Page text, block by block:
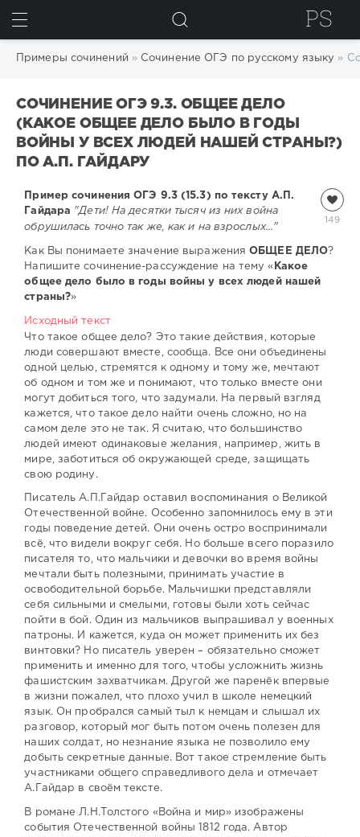
ИСКАТЬ
Примеры сочинений » Сочинение ОГЭ по русскому языку »
СОЧИНЕНИЕ ОГЭ 9.3. ОБЩЕЕ ДЕЛО
(КАКОЕ ОБЩЕЕ ДЕЛО БЫЛО В ГОДЫ
ВОЙНЫ У ВСЕХ ЛЮДЕЙ НАШЕЙ СТРАНЫ?)
ПО А.П. ГАЙДАРУ
149
Пример сочинения ОГЭ 9.3 (15.3) по тексту А.П.
Гайдара "Дети! На десятки тысяч из них война
обрушилась точно так же, как и на взрослых..."
Как Вы понимаете значение выраженияОБЩЕЕ ДЕЛО?
Напишите сочинение-рассуждение на тему « Какое
общее дело было в годы войны у всех людей нашей
страны?»
Исходный текст
Что такое общее дело? Это такие действия, которые
люди совершают вместе, сообща. Все они объединены
одной целью, стремятся к одному и тому же, мечтают
об одном и том же и понимают, что только вместе они
могут добиться того, что задумали. На первый взгляд
кажется, что такое дело найти очень сложно, но на
самом деле это не так. Я считаю, что большинство
людей имеют одинаковые желания, например, жить в
мире, заботиться об окружающей среде, защищать
свою родину.
Писатель А.П.Гайдар оставил воспоминания о Великой
Отечественной войне. Особенно запомнилось ему в эти
годы поведение детей. Они очень остро воспринимали
всё, что видели вокруг себя. Но больше всего поразило
писателя то, что мальчики и девочки во время войны
мечтали быть полезными, принимать участие в
освободительной борьбе. Мальчишки представляли
себя сильными и смелыми, готовы были хоть сейчас
пойти в бой. Один из мальчиков выпрашивал у военных
патроны. И кажется, куда он может применить их без
винтовки? Но писатель уверен – обязательно сможет
применить и именно для того, чтобы усложнить жизнь
фашистским захватчикам. Другой же паренёк впервые
в жизни пожалел, что плохо учил в школе немецкий
язык. Он пробрался самый тыл к немцам и слышал их
разговор, который мог быть потом очень полезен для
наших солдат, но незнание языка не позволило ему
добыть секретные данные. Вот такое стремление быть
участниками общего справедливого дела и отмечает
А.Гайдар в своём тексте.
В романе Л.Н.Толстого «Война и мир» изображены
события Отечественной войны 1812 года. Автор